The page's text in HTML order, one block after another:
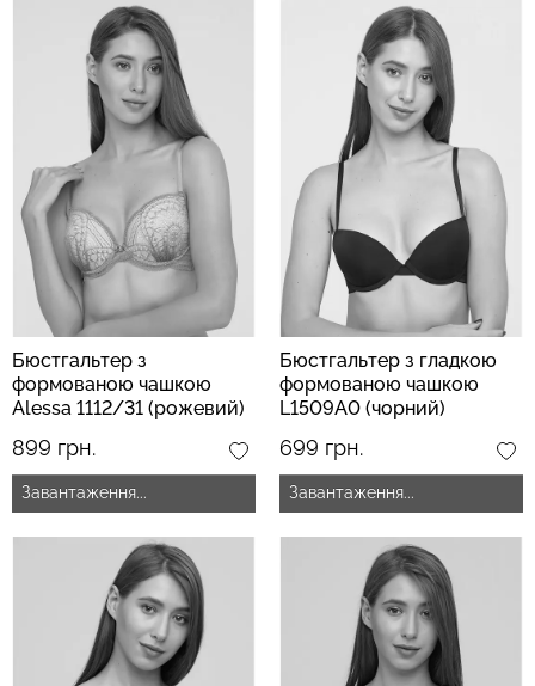
Бюстгальтер з
формованою чашкою
Alessa 1112/31 (рожевий)
899 грн.
Завантаження...
Бюстгальтер з гладкою
формованою чашкою
L1509A0 (чорний)
699 грн.
Завантаження...
Топ на бретелях в рубчик
CAMI TOP RIB white (білий)
Giulia
299 грн.499 грн.
Безшовний топ на
бретелях CAMI TOP
(білий) Giulia
279 грн. 399 грн.